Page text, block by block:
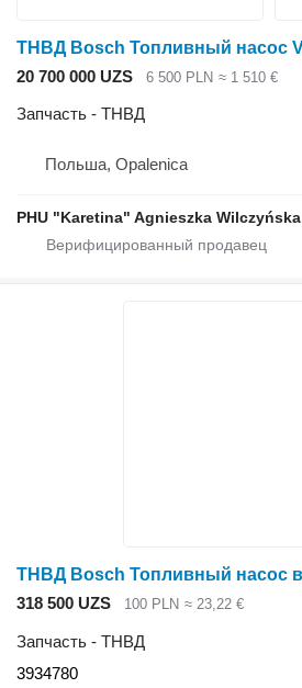
20 700 000 UZS 6 500 PLN ≈ 1 510 €
Запчасть - ТНВД
Польша, Opalenica
PHU "Karetina" Agnieszka Wilczyńska
318 500 UZS 100 PLN ≈ 23,22 €
Запчасть - ТНВД
3934780